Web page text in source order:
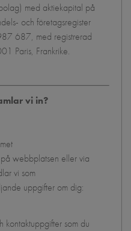
med aktiekapital på
och företagsregister
687, med registrerad
Paris, Frankrike.
vi in?
webbplatsen eller via
vi som
uppgifter om dig:
kontaktuppgifter som du